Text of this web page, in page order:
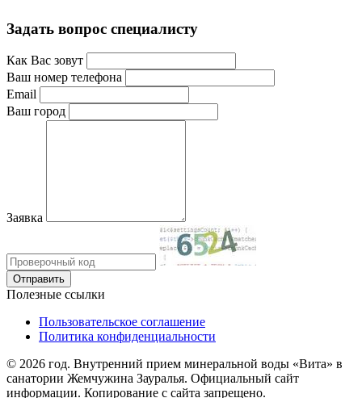
Задать вопрос специалисту
Как Вас зовут
Ваш номер телефона
Email
Ваш город
Заявка
Полезные ссылки
Пользовательское соглашение
Политика конфиденциальности
© 2026 год. Внутренний прием минеральной воды «Вита» в
санатории Жемчужина Зауралья. Официальный сайт
информации. Копирование с сайта запрещено.